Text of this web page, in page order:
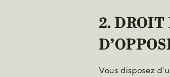
2. DROIT
Vous disposez